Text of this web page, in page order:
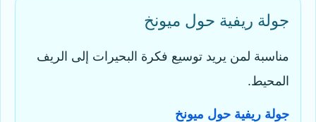
جولة ريفية حول ميونخ
مناسبة لمن يريد توسيع فكرة البحيرات إلى الريف
المحيط.
جولة ريفية حول ميونخ